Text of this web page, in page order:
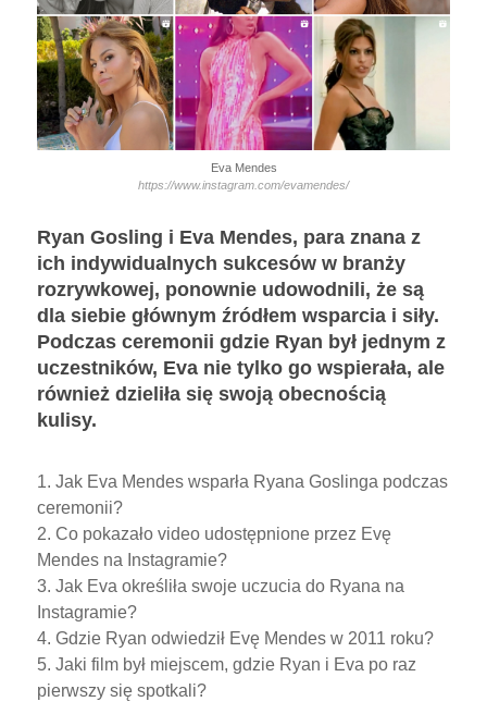
Eva Mendes
https://www.instagram.com/evamendes/
Ryan Gosling i Eva Mendes, para znana z
ich indywidualnych sukcesów w branży
rozrywkowej, ponownie udowodnili, że są
dla siebie głównym źródłem wsparcia i siły.
Podczas ceremonii gdzie Ryan był jednym z
uczestników, Eva nie tylko go wspierała, ale
również dzieliła się swoją obecnością
kulisy.
1. Jak Eva Mendes wsparła Ryana Goslinga podczas
ceremonii?
2. Co pokazało video udostępnione przez Evę
Mendes na Instagramie?
3. Jak Eva określiła swoje uczucia do Ryana na
Instagramie?
4. Gdzie Ryan odwiedził Evę Mendes w 2011 roku?
5. Jaki film był miejscem, gdzie Ryan i Eva po raz
pierwszy się spotkali?